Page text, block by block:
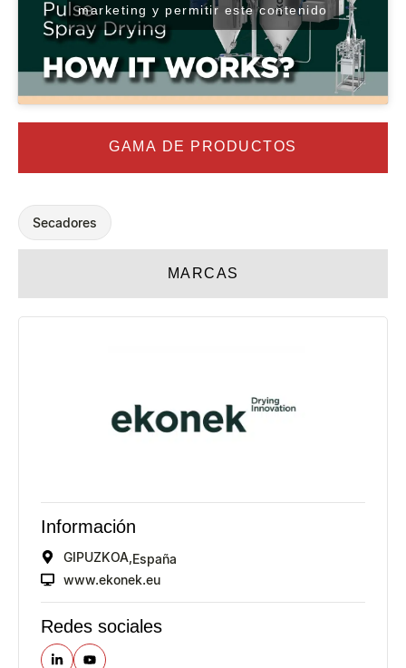
marketing y permitir este contenido
GAMA DE PRODUCTOS
MARCAS
Secadores
Información
GIPUZKOA, España
www.ekonek.eu
Redes sociales